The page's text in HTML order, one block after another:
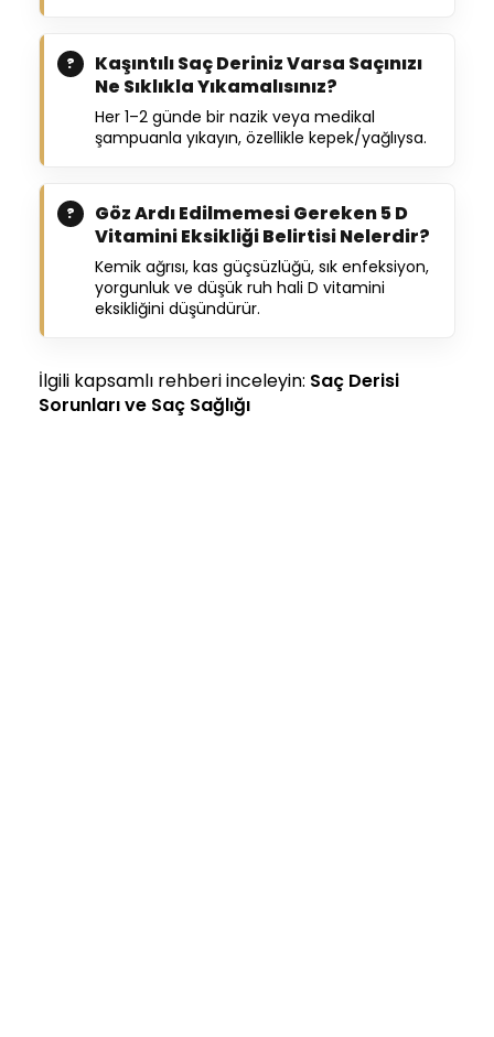
Kaşıntılı Saç Deriniz Varsa Saçınızı
Ne Sıklıkla Yıkamalısınız?
Her 1–2 günde bir nazik veya medikal
şampuanla yıkayın, özellikle kepek/yağlıysa.
Göz Ardı Edilmemesi Gereken 5 D
Vitamini Eksikliği Belirtisi Nelerdir?
Kemik ağrısı, kas güçsüzlüğü, sık enfeksiyon,
yorgunluk ve düşük ruh hali D vitamini
eksikliğini düşündürür.
İlgili kapsamlı rehberi inceleyin: Saç Derisi
Sorunları ve Saç Sağlığı